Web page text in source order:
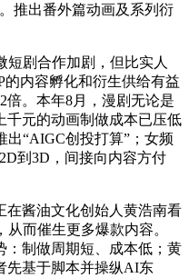
推出番外篇动画及系列衍
剧合作加剧，但比实人
内容孵化和衍生供给有益
倍。本年8月，漫剧无论是
千元的动画制做成本已压低
“AIGC创投打算”；女频
到3D，间接向内容方付
酱油文化创始人黄浩南看
而催生更多爆款内容。
：制做周期短、成本低；黄
先基于脚本并操纵AI东